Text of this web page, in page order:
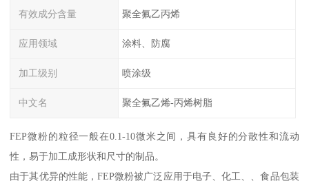
有效成分含量 聚全氟乙丙烯
应用领域 涂料、防腐
加工级别 喷涂级
中文名 聚全氟乙烯-丙烯树脂
FEP微粉的粒径一般在0.1-10微米之间，具有良好的分散性和流动
性，易于加工成形状和尺寸的制品。
由于其优异的性能，FEP微粉被广泛应用于电子、化工、、食品包装